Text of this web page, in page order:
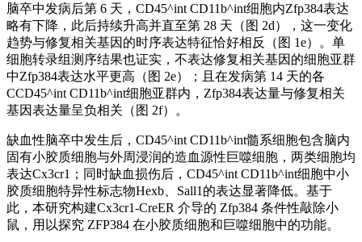
脑卒中发病后第 6 天，CD45^int CD11b^int细胞内Zfp384表达
略有下降，此后持续升高并直至第 28 天（图 2d），这一变化
趋势与修复相关基因的时序表达特征恰好相反（图 1e）。单
细胞转录组测序结果也证实，不表达修复相关基因的细胞亚群
中Zfp384表达水平更高（图 2e）；且在发病第 14 天的各
CCD45^int CD11b^int细胞亚群内，Zfp384表达量与修复相关
基因表达量呈负相关（图 2f）。
缺血性脑卒中发生后，CD45^int CD11b^int髓系细胞包含脑内
固有小胶质细胞与外周浸润的造血源性巨噬细胞，两类细胞均
表达Cx3cr1；同时缺血损伤后，CD45^int CD11b^int细胞中小
胶质细胞特异性标志物Hexb、Sall1的表达显著降低。基于
此，本研究构建Cx3cr1-CreER 介导的 Zfp384 条件性敲除小
鼠，用以探究 ZFP384 在小胶质细胞和巨噬细胞中的功能。